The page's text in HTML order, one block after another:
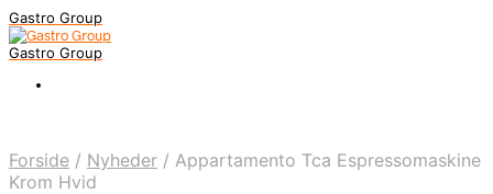
Gastro Group
Gastro Group
Forside / Nyheder / Appartamento Tca Espressomaskine
Krom Hvid